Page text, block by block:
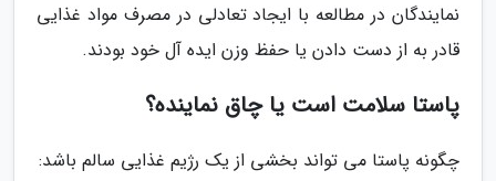
نمایندگان در مطالعه با ایجاد تعادلی در مصرف مواد غذایی
قادر به از دست دادن یا حفظ وزن ایده آل خود بودند.
پاستا سلامت است یا چاق نماینده؟
چگونه پاستا می تواند بخشی از یک رژیم غذایی سالم باشد: